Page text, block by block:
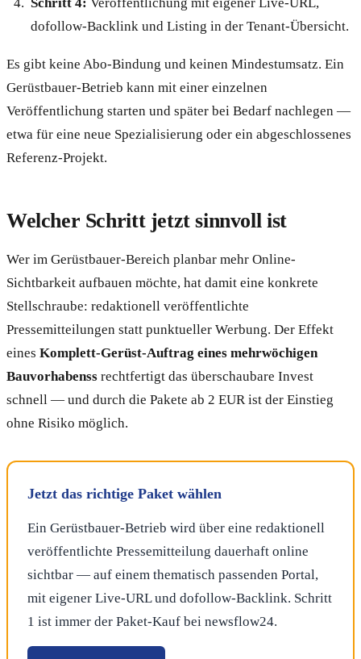
dofollow-Backlink und Listing in der Tenant-Übersicht.
Es gibt keine Abo-Bindung und keinen Mindestumsatz. Ein
Gerüstbauer-Betrieb kann mit einer einzelnen
Veröffentlichung starten und später bei Bedarf nachlegen —
etwa für eine neue Spezialisierung oder ein abgeschlossenes
Referenz-Projekt.
Welcher Schritt jetzt sinnvoll ist
Wer im Gerüstbauer-Bereich planbar mehr Online-
Sichtbarkeit aufbauen möchte, hat damit eine konkrete
Stellschraube: redaktionell veröffentlichte
Pressemitteilungen statt punktueller Werbung. Der Effekt
eines Komplett-Gerüst-Auftrag eines mehrwöchigen
Bauvorhabenss rechtfertigt das überschaubare Invest
schnell — und durch die Pakete ab 2 EUR ist der Einstieg
ohne Risiko möglich.
Jetzt das richtige Paket wählen
Ein Gerüstbauer-Betrieb wird über eine redaktionell
veröffentlichte Pressemitteilung dauerhaft online
sichtbar — auf einem thematisch passenden Portal,
mit eigener Live-URL und dofollow-Backlink. Schritt
1 ist immer der Paket-Kauf bei newsflow24.